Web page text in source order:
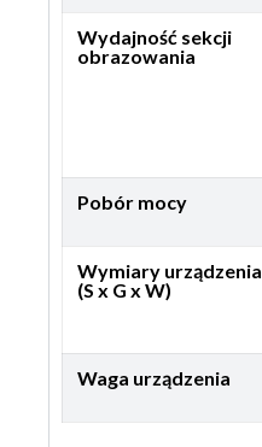
Wydajność sekcji
obrazowania
Pobór mocy
Wymiary urządzenia
(S x G x W)
Waga urządzenia